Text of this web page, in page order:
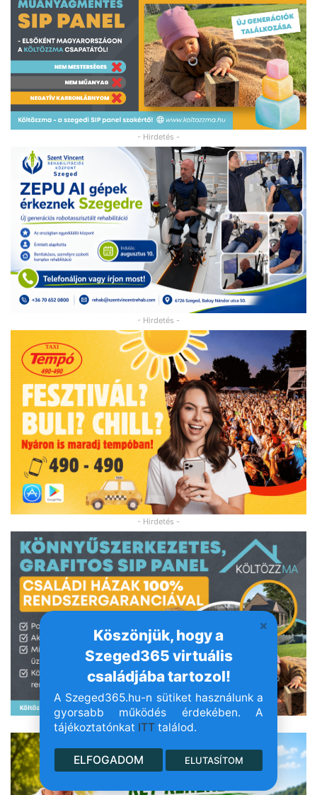
Köszönjük, hogy a
Szeged365 virtuális
családjába tartozol!
A Szeged365.hu-n sütiket használunk a
gyorsabb működés érdekében. A
tájékoztatónkat ITT találod.
ELFOGADOM ELUTASÍTOM
- Hirdetés -
- Hirdetés -
- Hirdetés -
- Hirdetés -